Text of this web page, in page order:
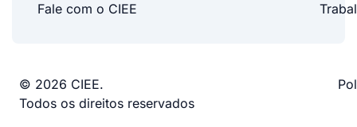
Fale com o CIEE
© 2026 CIEE.
Todos os direitos reservados